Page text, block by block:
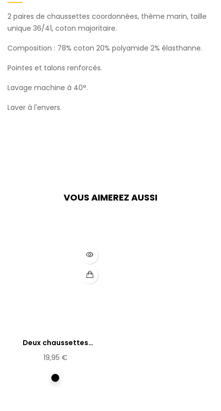
2 paires de chaussettes coordonnées, thème marin, taille
unique 36/41, coton majoritaire.
Composition : 78% coton 20% polyamide 2% élasthanne.
Pointes et talons renforcés.
Lavage machine à 40°.
Laver à l'envers.
VOUS AIMEREZ AUSSI
Deux chaussettes
Espiguette
19,95 €
Multicolore